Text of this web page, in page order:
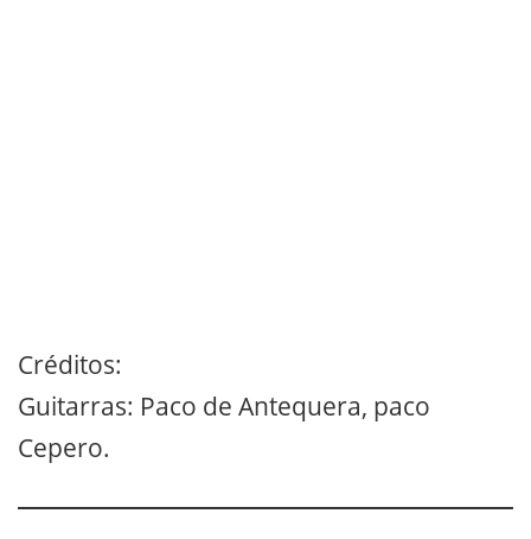
Créditos:
Guitarras: Paco de Antequera, paco
Cepero.